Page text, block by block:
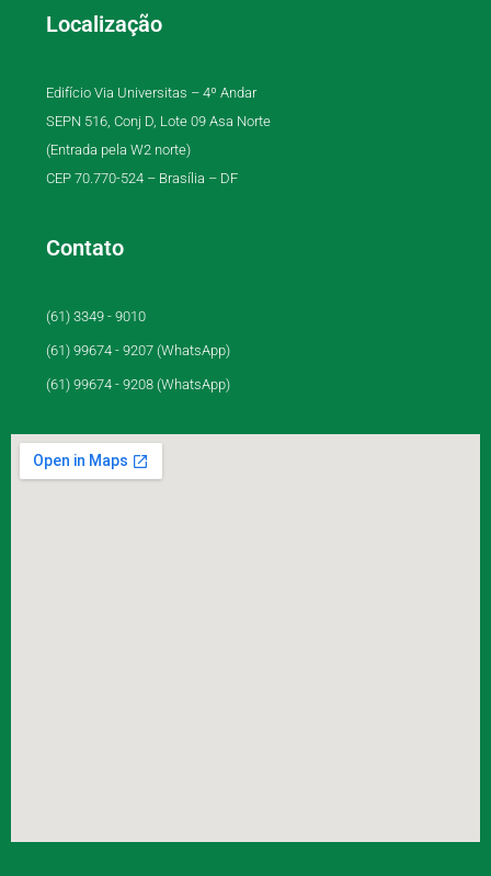
Localização
Edifício Via Universitas – 4º Andar
SEPN 516, Conj D, Lote 09 Asa Norte
(Entrada pela W2 norte)
CEP 70.770-524 – Brasília – DF
Contato
(61) 3349 - 9010
(61) 99674 - 9207 (WhatsApp)
(61) 99674 - 9208 (WhatsApp)